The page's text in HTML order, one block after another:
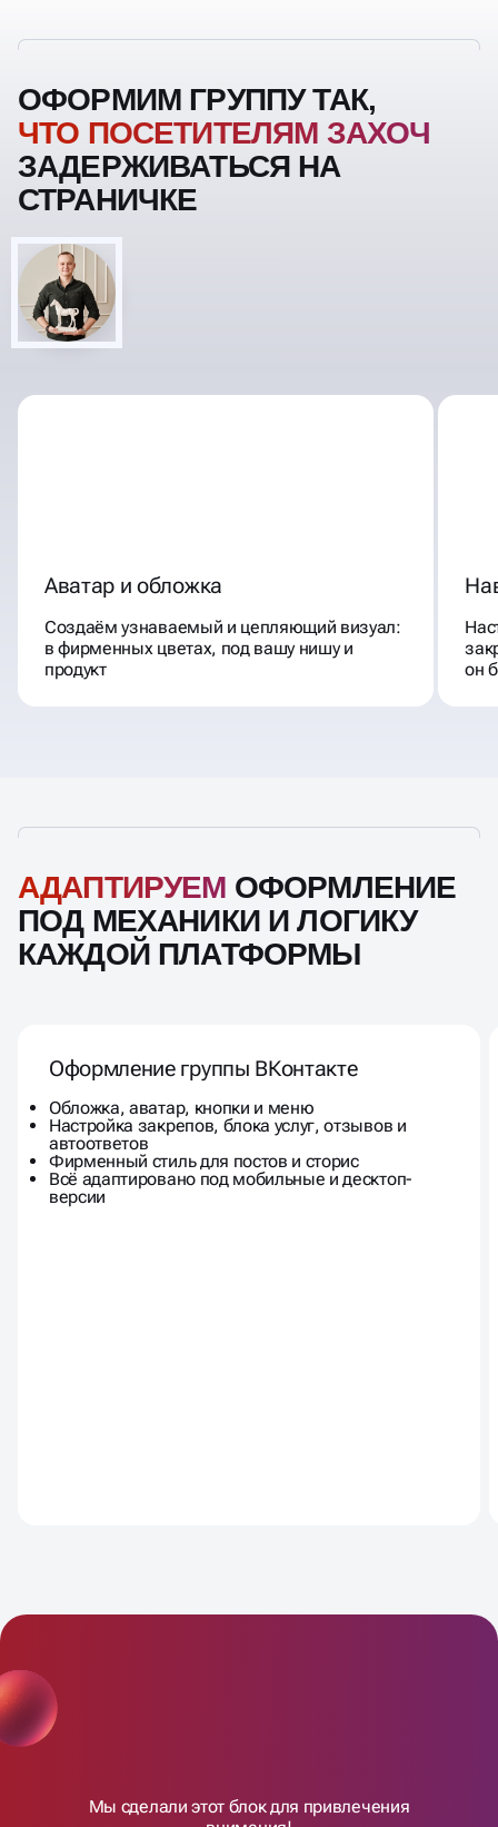
ОФОРМИМ ГРУППУ ТАК,
ЧТО
ПОСЕТИТЕЛЯМ ЗАХОЧЕТСЯ
ЗАДЕРЖИВАТЬСЯ НА
СТРАНИЧКЕ
Аватар и обложка
Создаём узнаваемый и цепляющий визуал:
в фирменных цветах, под вашу нишу и
АДАПТИРУЕМОФОРМЛЕНИЕ
ПОД МЕХАНИКИ И ЛОГИКУ
Оформление группы ВКонтакте
Обложка, аватар, кнопки и меню
Настройка закрепов, блока услуг, отзывов и
автоответов
Фирменный стиль для постов и сторис
Всё адаптировано под мобильные и десктоп-